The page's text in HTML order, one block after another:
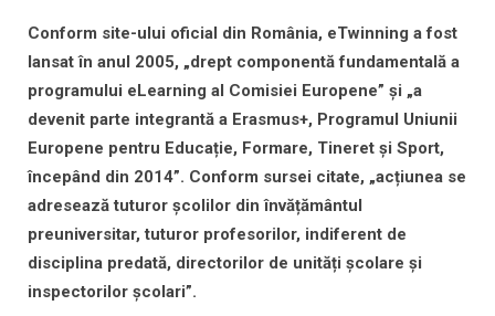
Conform site-ului oficial din România, eTwinning a fost
lansat în anul 2005, „drept componentă fundamentală a
programului eLearning al Comisiei Europene” și „a
devenit parte integrantă a Erasmus+, Programul Uniunii
Europene pentru Educație, Formare, Tineret și Sport,
începând din 2014”. Conform sursei citate, „acțiunea se
adresează tuturor școlilor din învățământul
preuniversitar, tuturor profesorilor, indiferent de
disciplina predată, directorilor de unități școlare și
inspectorilor școlari”.